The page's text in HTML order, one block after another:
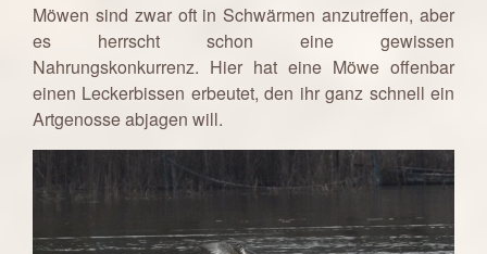
Möwen sind zwar oft in Schwärmen anzutreffen, aber
es herrscht schon eine gewissen
Nahrungskonkurrenz. Hier hat eine Möwe offenbar
einen Leckerbissen erbeutet, den ihr ganz schnell ein
Artgenosse abjagen will.